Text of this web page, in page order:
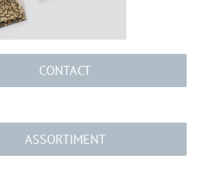
CONTACT
ASSORTIMENT